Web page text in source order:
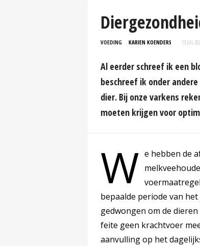
VOEDING KARIEN KOENDERS 13 JUL
Al eerder schreef ik een
beschreef ik onder
dier. Bij onze varkens
moeten krijgen voor
W e hebben de
bepaalde periode van
gedwongen om de
feite geen krachtvoer
aanvulling op het